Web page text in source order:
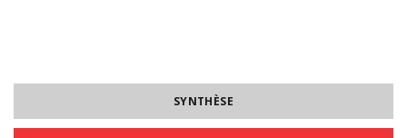
SYNTHÈSE